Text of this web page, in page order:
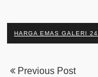
HARGA EMAS GALERI 24
Previous Post